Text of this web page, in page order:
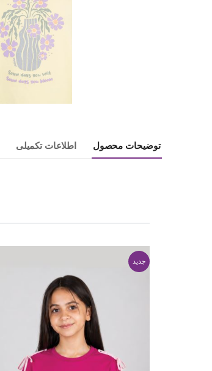
توضیحات محصول اطلاعات تکمیلی
جدید